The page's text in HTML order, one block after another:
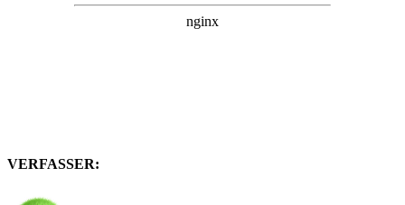
VERFASSER: